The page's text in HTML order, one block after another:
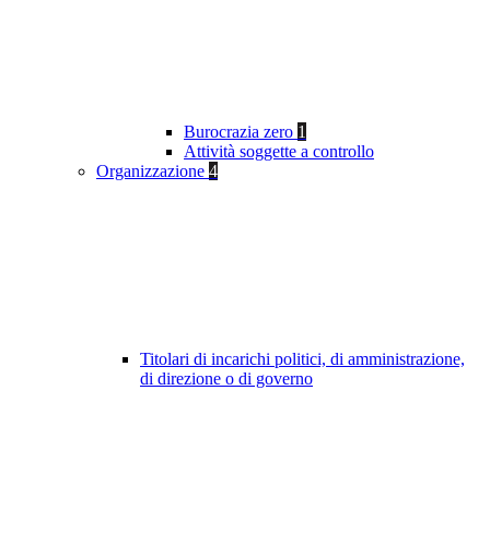
Burocrazia zero 1
Attività soggette a controllo
Organizzazione 4
Titolari di incarichi politici, di amministrazione,
di direzione o di governo